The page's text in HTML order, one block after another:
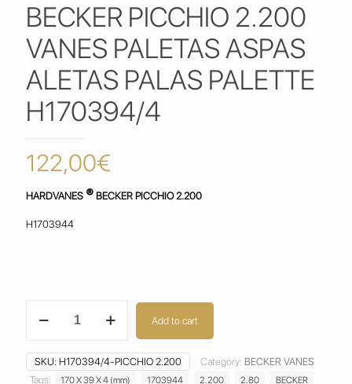
BECKER PICCHIO 2.200
VANES PALETAS ASPAS
ALETAS PALAS PALETTE
H170394/4
122,00€
HARDVANES ® BECKER PICCHIO 2.200
H1703944
PICCHIO
VANES
PALETAS ASPAS
Add to cart
SKU: H170394/4-PICCHIO 2.200 Category: BECKER VANES
Tags:
170 X 39 X 4 (mm) 1703944 2.200 2.80
BECKER